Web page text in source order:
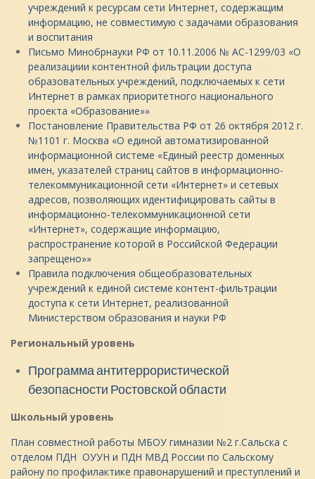
учреждений к ресурсам сети Интернет, содержащим
информацию, не совместимую с задачами образования
и воспитания
Письмо Минобрнауки РФ от 10.11.2006 № АС-1299/03 «О
реализациии контентной фильтрации доступа
образовательных учреждений, подключаемых к сети
Интернет в рамках приоритетного национального
проекта «Образование»»
Постановление Правительства РФ от 26 октября 2012 г.
№1101 г. Москва «О единой автоматизированной
информационной системе «Единый реестр доменных
имен, указателей страниц сайтов в информационно-
телекоммуникационной сети «Интернет» и сетевых
адресов, позволяющих идентифицировать сайты в
информационно-телекоммуникационной сети
«Интернет», содержащие информацию,
распространение которой в Российской Федерации
запрещено»»
Правила подключения общеобразовательных
учреждений к единой системе контент-фильтрации
доступа к сети Интернет, реализованной
Министерством образования и науки РФ
Региональный уровень
Программа антитеррористической
безопасности Ростовской области
Школьный уровень
План совместной работы МБОУ гимназии №2 г.Сальска с
отделом ПДН ОУУН и ПДН МВД России по Сальскому
району по профилактике правонарушений и преступлений и